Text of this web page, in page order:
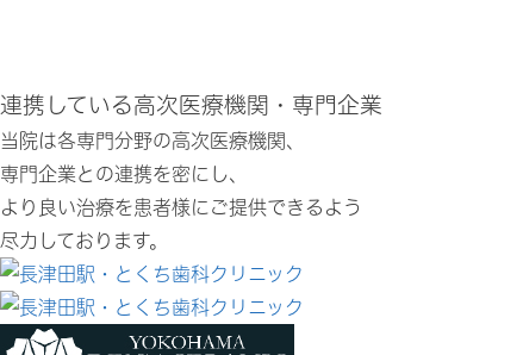
連携している高次医療機関・専門企業
当院は各専門分野の高次医療機関、
専門企業との連携を密にし、
より良い治療を患者様にご提供できるよう
尽力しております。